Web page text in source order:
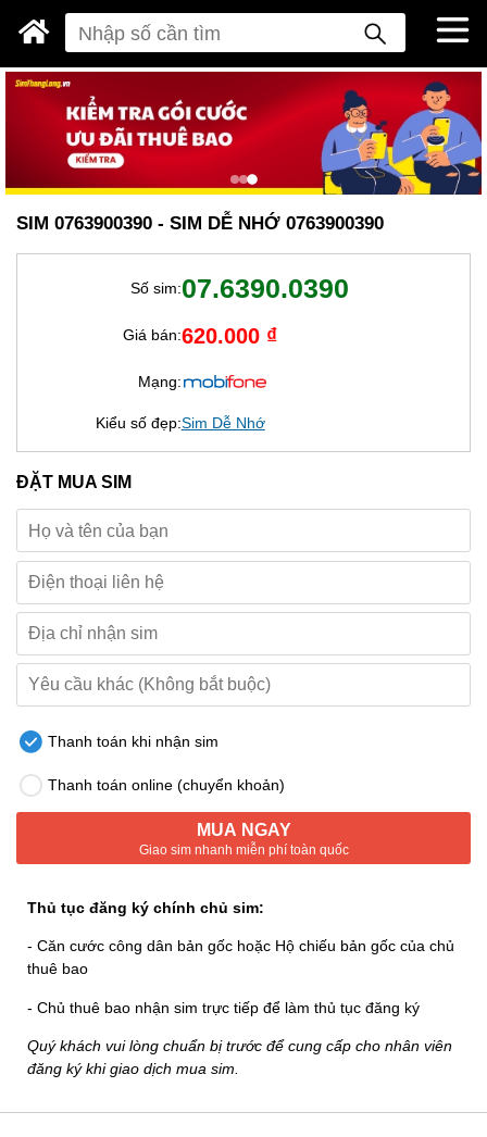
SIM 0763900390 - SIM DỄ NHỚ 0763900390
Số sim:07.6390.0390
Giá bán:620.000 ₫
Mạng:
Kiểu số đẹp:Sim Dễ Nhớ
ĐẶT MUA SIM
Thanh toán khi nhận sim
Thanh toán online (chuyển khoản)
MUA NGAY
Giao sim nhanh miễn phí toàn quốc
Thủ tục đăng ký chính chủ sim:
- Căn cước công dân bản gốc hoặc Hộ chiếu bản gốc của chủ
thuê bao
- Chủ thuê bao nhận sim trực tiếp để làm thủ tục đăng ký
Quý khách vui lòng chuẩn bị trước để cung cấp cho nhân viên
đăng ký khi giao dịch mua sim.